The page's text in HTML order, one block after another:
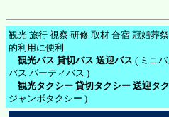
観光 旅行 視察 研修 取材 合宿 冠婚葬
的利用に便利
観光バス 貸切バス 送迎バス ( ミニ
バス パーティバス )
観光タクシー 貸切タクシー 送迎タ
ジャンボタクシー )